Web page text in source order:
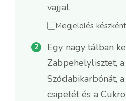
vajjal.
Megjelölés készként
Egy nagy tálban
Zabpehelylisztet, a
Szódabikarbónát,
csipetét és a